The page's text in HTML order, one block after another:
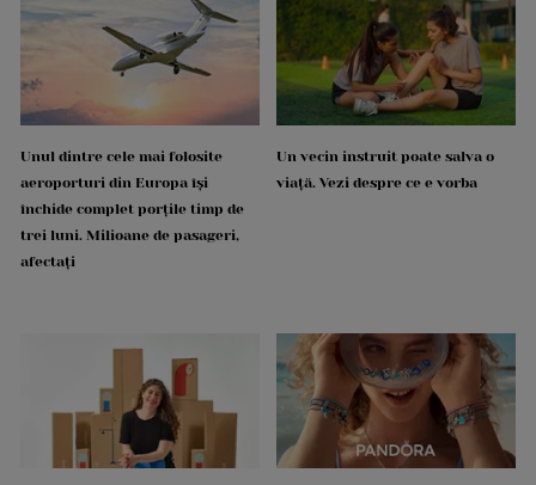
Unul dintre cele mai folosite
aeroporturi din Europa își
închide complet porțile timp de
trei luni. Milioane de pasageri,
afectați
Un vecin instruit poate salva o
viață. Vezi despre ce e vorba